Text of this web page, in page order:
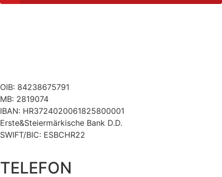
OIB: 84238675791
MB: 2819074
IBAN: HR3724020061825800001
Erste&Steiermärkische Bank D.D.
SWIFT/BIC: ESBCHR22
TELEFON